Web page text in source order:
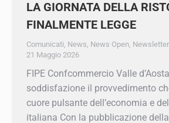
E’ FINALMENTE LEGGE
Comunicati,News, News Open,Newsletter
FIPE Confcommercio Valle
soddisfazione il provvedimento
cuore pulsante dell’economia e
italiana Con la pubblicazione
77/2026, l’Italia compie un passo